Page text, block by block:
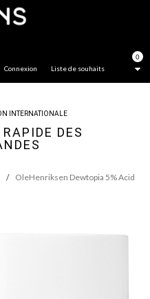
0
Liste de souhaits
Connexion
INTERNATIONALE
DES
OleHenriksen Dewtopia 5% Acid